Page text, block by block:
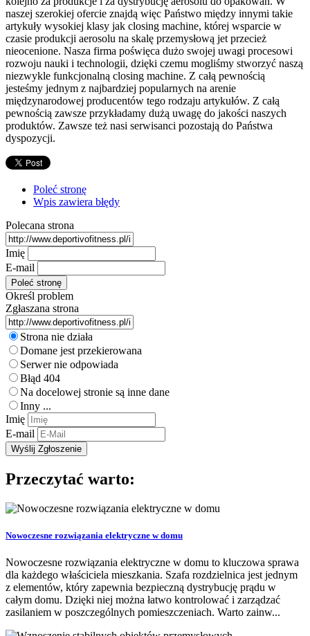
naszej szerokiej ofercie znajdą więc Państwo między innymi takie
artykuły wysokiej klasy jak closing machine, której wsparcie w
czasie produkcji aerosolu na skalę przemysłową jet przecież
nieocenione. Nasza firma poświęca dużo swojej uwagi procesowi
rozwoju nauki i technologii, dzięki czemu mogliśmy stworzyć naszą
niezwykle funkcjonalną closing machine. Z całą pewnością
jesteśmy jednym z najbardziej popularnych na arenie
międzynarodowej producentów tego rodzaju artykułów. Z całą
pewnością zawsze przykładamy dużą uwagę do jakości naszych
produktów. Zawsze też nasi serwisanci pozostają do Państwa
dyspozycji.
Poleć stronę
Wpis zawiera błędy
Polecana strona
Imię
E-mail
Określ problem
Zgłaszana strona
Strona nie działa
Domane jest przekierowana
Serwer nie odpowiada
Błąd 404
Na docelowej stronie są inne dane
Inny ...
Imię
E-mail
Przeczytać warto:
Nowoczesne rozwiązania elektryczne w domu
Nowoczesne rozwiązania elektryczne w domu to kluczowa sprawa
dla każdego właściciela mieszkania. Szafa rozdzielnica jest jednym
z elementów, który zapewnia bezpieczną dystrybucję prądu w
całym domu. Dzięki niej można łatwo kontrolować i zarządzać
zasilaniem w poszczególnych pomieszczeniach. Warto zainw...